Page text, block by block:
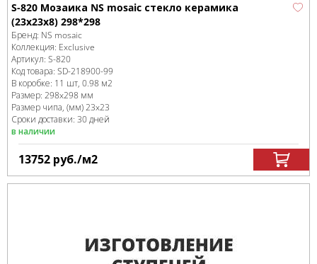
S-820 Мозаика NS mosaic стекло керамика
(23x23x8) 298*298
Бренд: NS mosaic
Коллекция: Exclusive
Артикул: S-820
Код товара: SD-218900-99
В коробке: 11 шт, 0.98 м2
Размер: 298x298 мм
Размер чипа, (мм)23x23
Сроки доставки: 30 дней
в наличии
13752 руб./м2